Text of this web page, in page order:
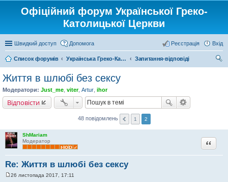
Офіційний форум Української Греко-
Католицької Церкви
Швидкий доступ Допомога Вхід
Реєстрація
Список форумів Українська Греко-Католицька Церква
Запитання-відповіді
Життя в шлюбі без сексу
Модератори: Just_me viter, Artur ihor
Відповісти
48 повідомлень 1 2
ShMariam
Модератор
Re: Життя в шлюбі без сексу
Цитата
26 листопада 2017, 17:11